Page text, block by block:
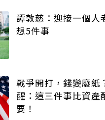
譚敦慈：迎接一個人
想5件事
戰爭開打，錢變廢紙
醒：這三件事比資產
要！